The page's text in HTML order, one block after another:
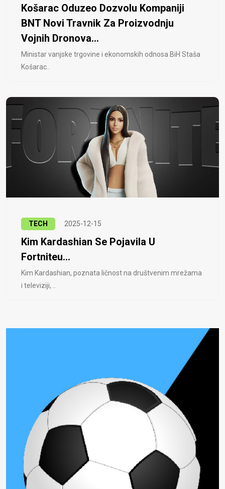
Košarac Oduzeo Dozvolu Kompaniji
BNT Novi Travnik Za Proizvodnju
Vojnih Dronova...
Ministar vanjske trgovine i ekonomskih odnosa BiH Staša
Košarac..
TECH 2025-12-15
Kim Kardashian Se Pojavila U
Fortniteu...
Kim Kardashian, poznata ličnost na društvenim mrežama
i televiziji, ..